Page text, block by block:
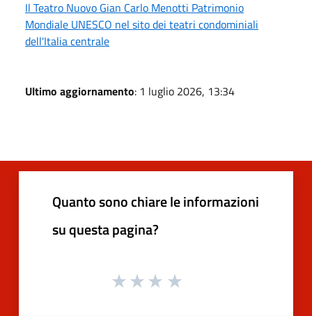
Il Teatro Nuovo Gian Carlo Menotti Patrimonio
Mondiale UNESCO nel sito dei teatri condominiali
dell'Italia centrale
Ultimo aggiornamento: 1 luglio 2026, 13:34
Quanto sono chiare le informazioni
su questa pagina?